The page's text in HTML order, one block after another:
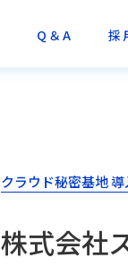
Q＆A 採
クラウド秘密基地
株式会社